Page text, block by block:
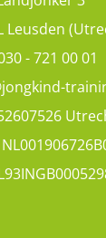
Leusden
- 721 00 01